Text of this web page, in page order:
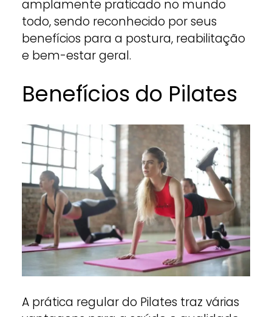
amplamente praticado no mundo
todo, sendo reconhecido por seus
benefícios para a postura, reabilitação
e bem-estar geral.
Benefícios do Pilates
A prática regular do Pilates traz várias